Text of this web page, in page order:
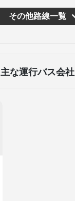
その他路線一覧
主な運行バス会社